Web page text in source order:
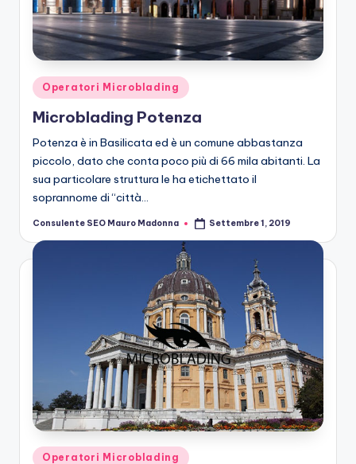
Posted
in
Operatori Microblading
Microblading Potenza
Potenza è in Basilicata ed è un comune abbastanza
piccolo, dato che conta poco più di 66 mila abitanti. La
sua particolare struttura le ha etichettato il
soprannome di “città…
Posted
Consulente SEO Mauro Madonna Settembre 1, 2019
Posted
Operatori Microblading